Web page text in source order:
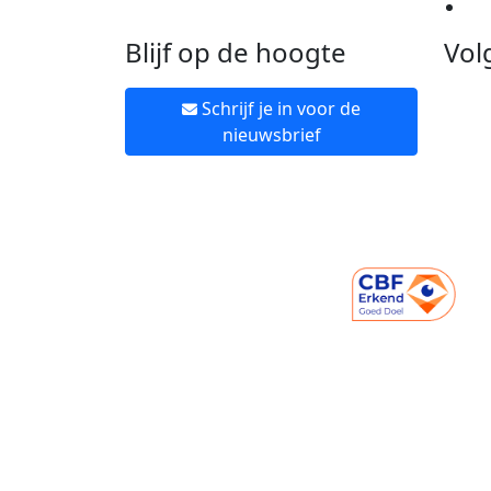
Blijf op de hoogte
Schrijf je in voor de
nieuwsbrief